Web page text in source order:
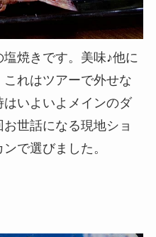
焼きです。美味♪他に
れはツアーで外せな
いよいよメインのダ
世話になる現地ショ
で選びました。